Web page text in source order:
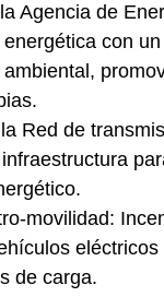
Agencia de
con
Red de
movilidad:
de carga.